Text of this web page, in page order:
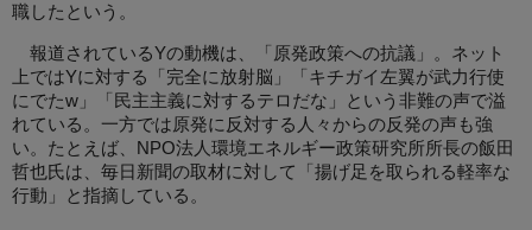
職したという。
報道されているYの動機は、「原発政策への抗議」。ネット
上ではYに対する「完全に放射脳」「キチガイ左翼が武力行使
にでたw」「民主主義に対するテロだな」という非難の声で溢
れている。一方では原発に反対する人々からの反発の声も強
い。たとえば、NPO法人環境エネルギー政策研究所所長の飯田
哲也氏は、毎日新聞の取材に対して「揚げ足を取られる軽率な
行動」と指摘している。